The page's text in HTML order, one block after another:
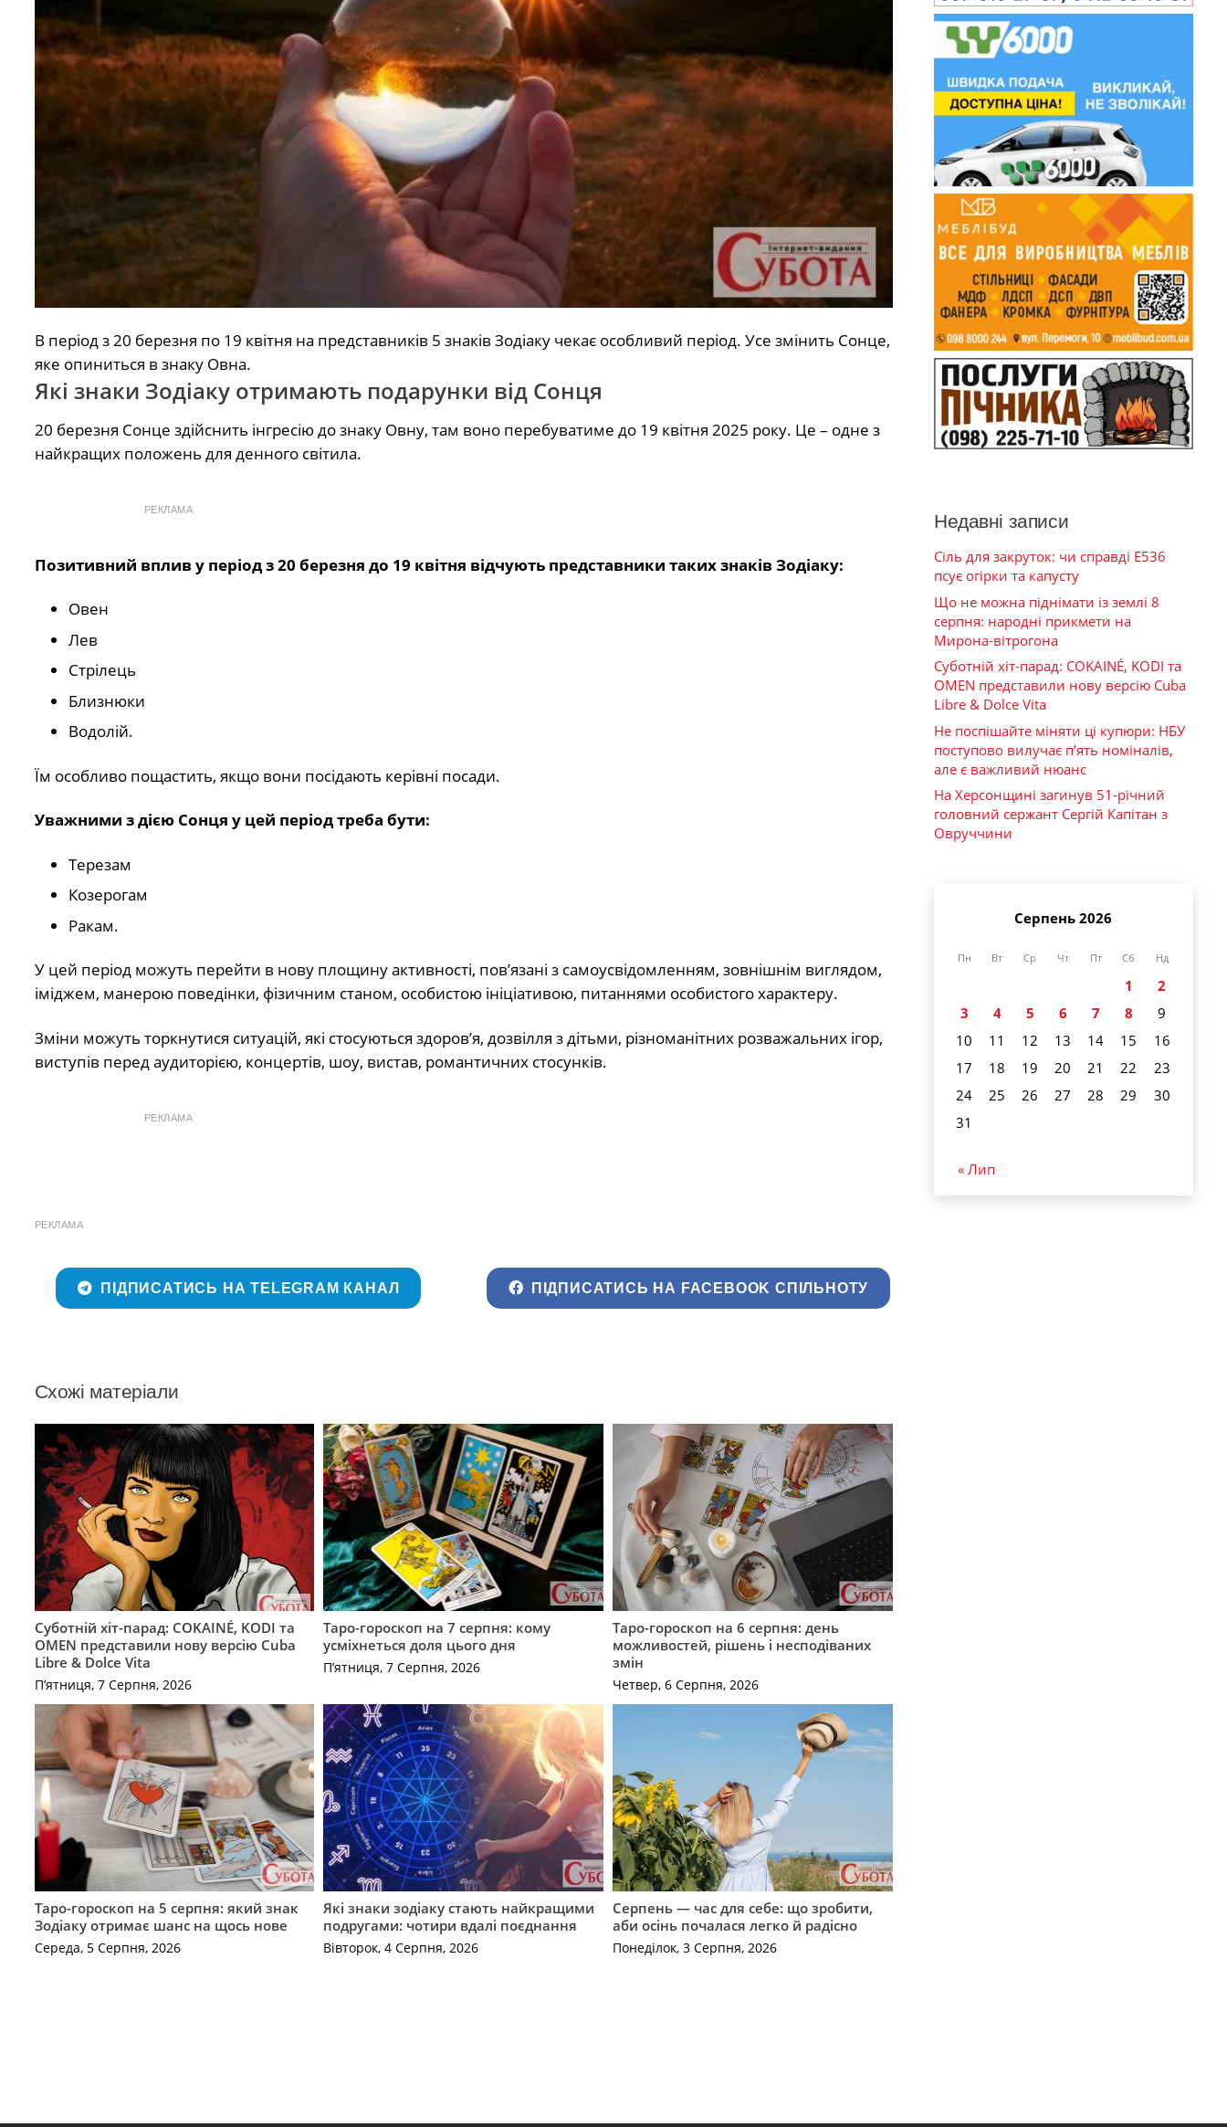
В період з 20 березня по 19 квітня на представників 5 знаків Зодіаку чекає особливий період. Усе змінить Сонце,
яке опиниться в знаку Овна.
Які знаки Зодіаку отримають подарунки від Сонця
20 березня Сонце здійснить інгресію до знаку Овну️, там воно перебуватиме до 19 квітня 2025 року. Це – одне з
найкращих положень для денного світила.
РЕКЛАМА
Позитивний вплив у період з 20 березня до 19 квітня відчують представники таких знаків Зодіаку:
Овен
Лев️
Стрілець️
Близнюки
Водолій.
Їм особливо пощастить, якщо вони посідають керівні посади.
Уважними з дією Сонця у цей період треба бути:
Терезам
Козерогам
Ракам️.
У цей період можуть перейти в нову площину активності, пов’язані з самоусвідомленням, зовнішнім виглядом,
іміджем, манерою поведінки, фізичним станом, особистою ініціативою, питаннями особистого характеру.
Зміни можуть торкнутися ситуацій, які стосуються здоров’я, дозвілля з дітьми, різноманітних розважальних ігор,
виступів перед аудиторією, концертів, шоу, вистав, романтичних стосунків.
РЕКЛАМА
РЕКЛАМА
ПІДПИСАТИСЬ НА TELEGRAM КАНАЛ ПІДПИСАТИСЬ НА FACEBOOK СПІЛЬНОТУ
Схожі матеріали
Суботній хіт-парад: COKAINÉ, KODI та
OMEN представили нову версію Cuba
Libre & Dolce Vita
П’ятниця, 7 Серпня, 2026
Таро-гороскоп на 7 серпня: кому
усміхнеться доля цього дня
П’ятниця, 7 Серпня, 2026
Таро-гороскоп на 6 серпня: день
можливостей, рішень і несподіваних
змін
Четвер, 6 Серпня, 2026
Таро-гороскоп на 5 серпня: який знак
Зодіаку отримає шанс на щось нове
Середа, 5 Серпня, 2026
Які знаки зодіаку стають найкращими
подругами: чотири вдалі поєднання
Вівторок, 4 Серпня, 2026
Серпень — час для себе: що зробити,
аби осінь почалася легко й радісно
Понеділок, 3 Серпня, 2026
Недавні записи
Сіль для закруток: чи справді Е536
псує огірки та капусту
Що не можна піднімати із землі 8
серпня: народні прикмети на
Мирона-вітрогона
Суботній хіт-парад: COKAINÉ, KODI та
OMEN представили нову версію Cuba
Libre & Dolce Vita
Не поспішайте міняти ці купюри: НБУ
поступово вилучає п’ять номіналів,
але є важливий нюанс
На Херсонщині загинув 51-річний
головний сержант Сергій Капітан з
Овруччини
Серпень 2026
Пн Вт Ср Чт Пт Сб Нд
1
2
3
4 5 6 7 8
9
10
11 12 13 14 15
16
17
18 19 20 21 22
23
24
25 26 27 28 29
30
31
« Лип